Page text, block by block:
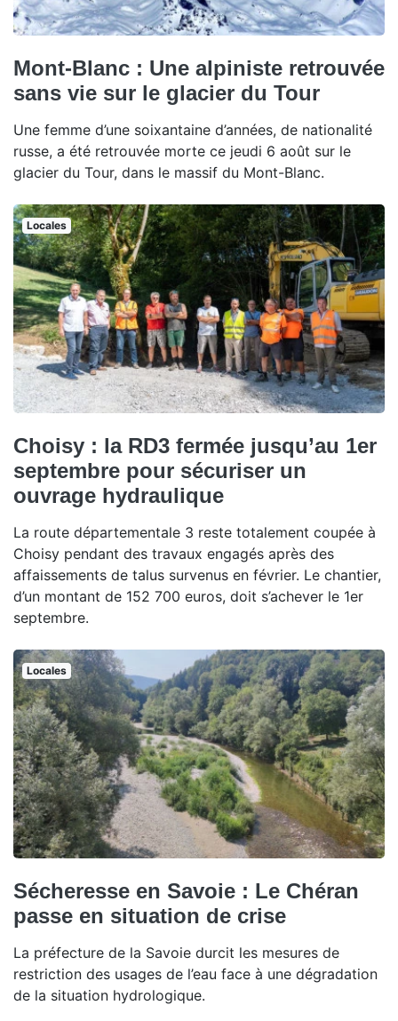
Mont-Blanc : Une alpiniste retrouvée
sans vie sur le glacier du Tour
Une femme d’une soixantaine d’années, de nationalité
russe, a été retrouvée morte ce jeudi 6 août sur le
glacier du Tour, dans le massif du Mont-Blanc.
Locales
Choisy : la RD3 fermée jusqu’au 1er
septembre pour sécuriser un
ouvrage hydraulique
La route départementale 3 reste totalement coupée à
Choisy pendant des travaux engagés après des
affaissements de talus survenus en février. Le chantier,
d’un montant de 152 700 euros, doit s’achever le 1er
septembre.
Locales
Sécheresse en Savoie : Le Chéran
passe en situation de crise
La préfecture de la Savoie durcit les mesures de
restriction des usages de l’eau face à une dégradation
de la situation hydrologique.